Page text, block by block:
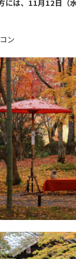
には、11月12日（
ン